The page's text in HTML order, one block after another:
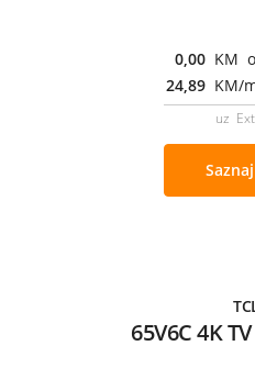
0,00 KM
24,89 KM/
uz
65V6C 4K